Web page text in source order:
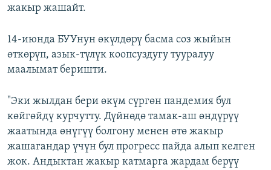
жакыр жашайт.
14-июнда БУУнун өкүлдөрү басма соз жыйын
өткөрүп, азык-түлүк коопсуздугу тууралуу
маалымат беришти.
"Эки жылдан бери өкүм сүргөн пандемия бул
көйгөйдү курчутту. Дүйнөдө тамак-аш өндүрүү
жаатында өнүгүү болгону менен өтө жакыр
жашагандар үчүн бул прогресс пайда алып келген
жок. Андыктан жакыр катмарга жардам берүү